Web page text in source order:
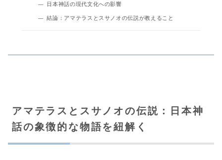
日本神話の現代文化への影響
結論：アマテラスとスサノオの伝説が教えること
アマテラスとスサノオの伝説：日本神
話の象徴的な物語を紐解く